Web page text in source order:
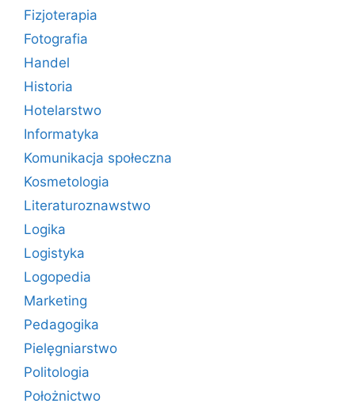
Fizjoterapia
Fotografia
Handel
Historia
Hotelarstwo
Informatyka
Komunikacja społeczna
Kosmetologia
Literaturoznawstwo
Logika
Logistyka
Logopedia
Marketing
Pedagogika
Pielęgniarstwo
Politologia
Położnictwo